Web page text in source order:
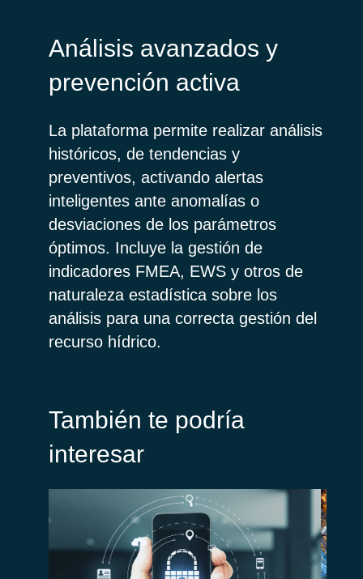
Análisis avanzados y
prevención activa
La plataforma permite realizar análisis
históricos, de tendencias y
preventivos, activando alertas
inteligentes ante anomalías o
desviaciones de los parámetros
óptimos. Incluye la gestión de
indicadores FMEA, EWS y otros de
naturaleza estadística sobre los
análisis para una correcta gestión del
recurso hídrico.
También te podría
interesar